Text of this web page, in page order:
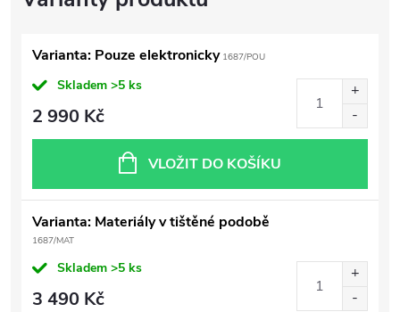
Varianta: Pouze elektronicky1687/POU
Skladem >5 ks
2 990 Kč
VLOŽIT DO KOŠÍKU
Varianta: Materiály v tištěné podobě
1687/MAT
Skladem >5 ks
3 490 Kč